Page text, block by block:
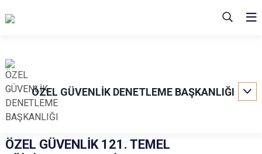
ÖZEL GÜVENLİK DENETLEME BAŞKANLIĞI
ÖZEL GÜVENLİK 121. TEMEL